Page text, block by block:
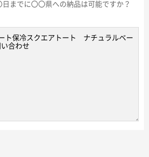
日までに〇〇県への納品は可能ですか？